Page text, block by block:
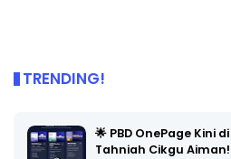
TRENDING!
🌟 PBD OnePage Kini
Tahniah Cikgu Aiman!